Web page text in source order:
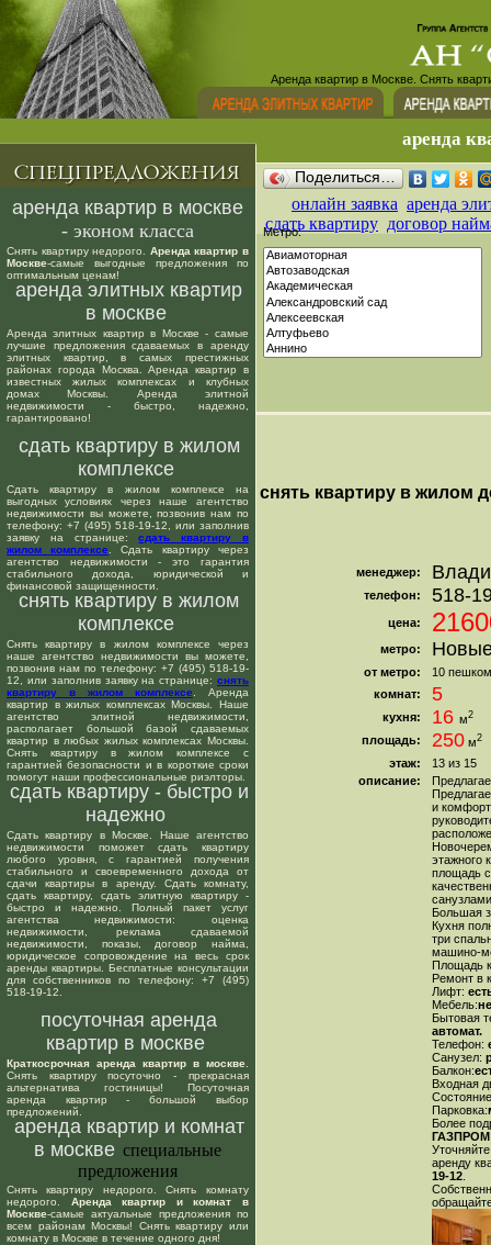
Аренда квартир в Москве. Снять
аренда
аренда квартир в москве
- эконом класса
Снять квартиру недорого. Аренда квартир в
Москве-самые выгодные предложения по
оптимальным ценам!
аренда элитных квартир
в москве
Аренда элитных квартир в Москве - самые
лучшие предложения сдаваемых в аренду
элитных квартир, в самых престижных
районах города Москва. Аренда квартир в
известных жилых комплексах и клубных
домах Москвы. Аренда элитной
недвижимости - быстро, надежно,
гарантировано!
сдать квартиру в жилом
комплексе
Сдать квартиру в жилом комплексе на
выгодных условиях через наше агентство
недвижимости вы можете, позвонив нам по
телефону: +7 (495) 518-19-12, или заполнив
заявку на странице:сдать квартиру в
жилом комплексе . Сдать квартиру через
агентство недвижимости - это гарантия
стабильного дохода, юридической и
финансовой защищенности.
снять квартиру в жилом
комплексе
Снять квартиру в жилом комплексе через
наше агентство недвижимости вы можете,
позвонив нам по телефону: +7 (495) 518-19-
12, или заполнив заявку на странице: снять
квартиру в жилом комплексе . Аренда
квартир в жилых комплексах Москвы. Наше
агентство элитной недвижимости,
располагает большой базой сдаваемых
квартир в любых жилых комплексах Москвы.
Снять квартиру в жилом комплексе с
гарантией безопасности и в короткие сроки
помогут наши профессиональные риэлторы.
сдать квартиру - быстро и
надежно
Сдать квартиру в Москве. Наше агентство
недвижимости поможет сдать квартиру
любого уровня, с гарантией получения
стабильного и своевременного дохода от
сдачи квартиры в аренду. Сдать комнату,
сдать квартиру, сдать элитную квартиру -
быстро и надежно. Полный пакет услуг
агентства недвижимости: оценка
недвижимости, реклама сдаваемой
недвижимости, показы, договор найма,
юридическое сопровождение на весь срок
аренды квартиры. Бесплатные консультации
для собственников по телефону: +7 (495)
518-19-12.
посуточная аренда
квартир в москве
Краткосрочная аренда квартир в москве
Снять квартиру посуточно - прекрасная
альтернатива гостиницы! Посуточная
аренда квартир - большой выбор
предложений.
аренда квартир и комнат
в москве специальные
предложения
Снять квартиру недорого. Снять комнату
недорого. Аренда квартир и комнат в
Москве-самые актуальные предложения по
всем районам Москвы! Снять квартиру или
комнату в Москве в течение одного дня!
Поделиться…
онлайн заявка аренда
сдать квартиру договор
Метро:
снять квартиру в жилом
менеджер:
телефон: 518-
цена:
метро:
от метро:
10
комнат:
5
кухня: 16 м2
площадь: 250 м2
этаж:
13 из 15
описание:
и
этажного
площадь
Большая
Кухня
три
машино-
Площадь
Ремонт в
Лифт:
Мебель:
Бытовая
автомат.
Телефон:
Санузел:
Балкон:
Входная
Парковка:
Более
ГАЗПРОМ
аренду
19-12